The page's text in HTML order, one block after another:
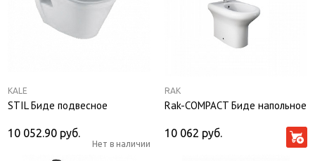
KALE
STIL Биде подвесное
10 052.90 руб.
Нет в наличии
RAK
Rak-COMPACT Биде напольное
10 062 руб.